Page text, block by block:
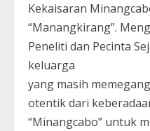
Kekaisaran
“Manangkirang”.
Peneliti dan Pecinta
keluarga
yang masih
otentik dari
“Minangcabo” untuk